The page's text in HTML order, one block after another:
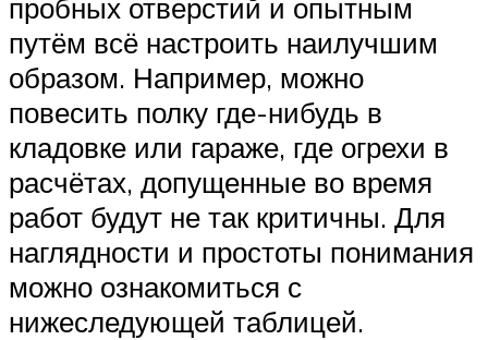
пробных отверстий и опытным
путём всё настроить наилучшим
образом. Например, можно
повесить полку где-нибудь в
кладовке или гараже, где огрехи в
расчётах, допущенные во время
работ будут не так критичны. Для
наглядности и простоты понимания
можно ознакомиться с
нижеследующей таблицей.